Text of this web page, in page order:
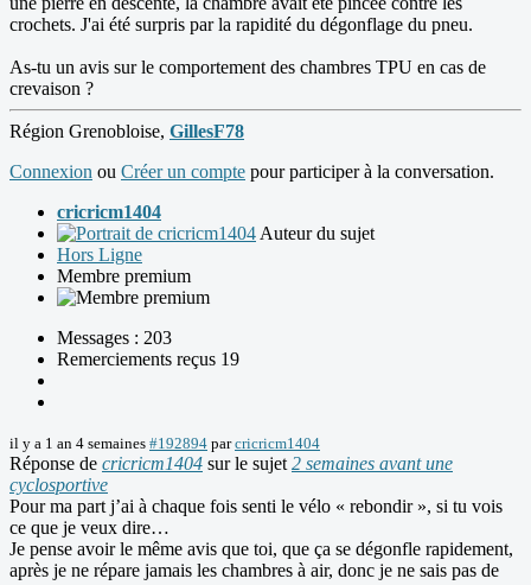
crochets. J'ai été surpris par la rapidité du dégonflage du pneu.
As-tu un avis sur le comportement des chambres TPU en cas de
crevaison ?
Région Grenobloise, GillesF78
Connexion ou Créer un compte pour participer à la conversation.
cricricm1404
Auteur du sujet
Hors Ligne
Membre premium
Messages : 203
Remerciements reçus 19
il y a 1 an 4 semaines #192894 parcricricm1404
Réponse de cricricm1404 sur le sujet 2 semaines avant une
cyclosportive
Pour ma part j’ai à chaque fois senti le vélo « rebondir », si tu vois
ce que je veux dire…
Je pense avoir le même avis que toi, que ça se dégonfle rapidement,
après je ne répare jamais les chambres à air, donc je ne sais pas de